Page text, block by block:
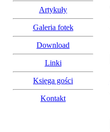
Artykuły
Galeria fotek
Download
Linki
Księga gości
Kontakt